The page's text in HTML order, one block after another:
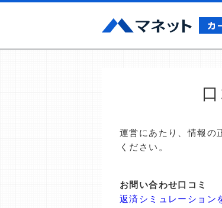
運営にあたり、情報の
ください。
お問い合わせ口コミ
返済シミュレーション